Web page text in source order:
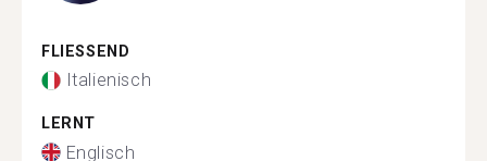
FLIESSEND
Italienisch
LERNT
Englisch